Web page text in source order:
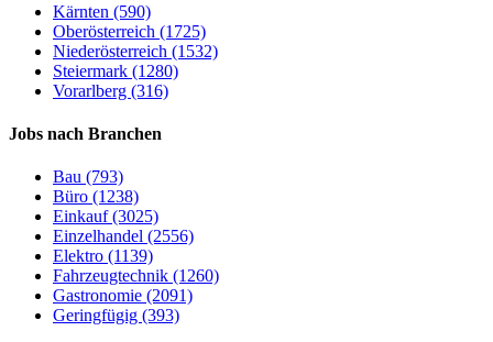
Kärnten (590)
Oberösterreich (1725)
Niederösterreich (1532)
Steiermark (1280)
Vorarlberg (316)
Jobs nach Branchen
Bau (793)
Büro (1238)
Einkauf (3025)
Einzelhandel (2556)
Elektro (1139)
Fahrzeugtechnik (1260)
Gastronomie (2091)
Geringfügig (393)